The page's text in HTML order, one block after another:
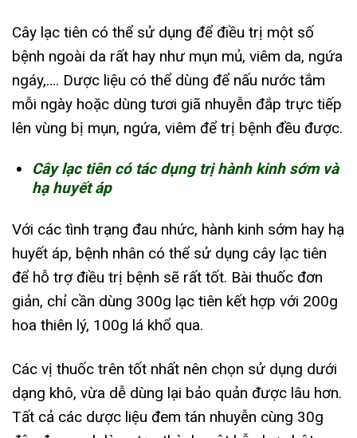
Cây lạc tiên có thể sử dụng để điều trị một số
bệnh ngoài da rất hay như mụn mủ, viêm da, ngứa
ngáy,…. Dược liệu có thể dùng để nấu nước tắm
mỗi ngày hoặc dùng tươi giã nhuyễn đắp trực tiếp
lên vùng bị mụn, ngứa, viêm để trị bệnh đều được.
Cây lạc tiên có tác dụng trị hành kinh sớm và
hạ huyết áp
Với các tình trạng đau nhức, hành kinh sớm hay hạ
huyết áp, bệnh nhân có thể sử dụng cây lạc tiên
để hỗ trợ điều trị bệnh sẽ rất tốt. Bài thuốc đơn
giản, chỉ cần dùng 300g lạc tiên kết hợp với 200g
hoa thiên lý, 100g lá khổ qua.
Các vị thuốc trên tốt nhất nên chọn sử dụng dưới
dạng khô, vừa dễ dùng lại bảo quản được lâu hơn.
Tất cả các dược liệu đem tán nhuyễn cùng 30g